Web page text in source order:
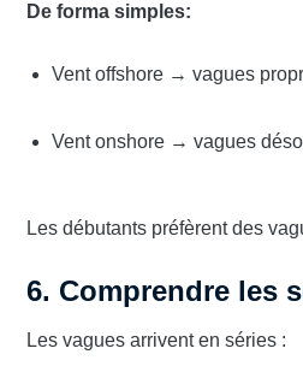
De forma simples:
Vent offshore → vagues
Vent onshore → vagues
Les débutants préfèrent des
6. Comprendre les
Les vagues arrivent en séries :